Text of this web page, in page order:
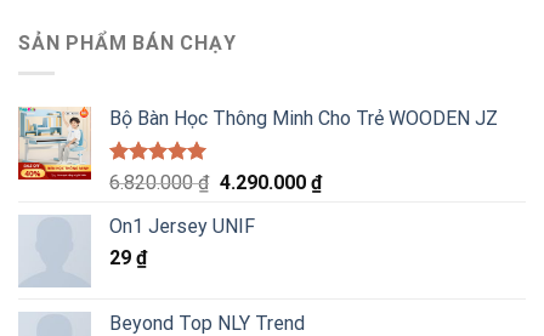
SẢN PHẨM BÁN CHẠY
Bộ Bàn Học Thông Minh Cho Trẻ WOODEN JZ
Được xếp
5 sao
6.820.000₫ Giá
là:
4.290.000 ₫Giá
On1 Jersey UNIF
29 ₫
Beyond Top NLY Trend